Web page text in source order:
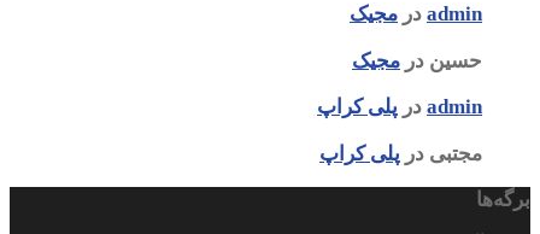
admin در مجیک
حسین در مجیک
admin در پلی کراپ
مجتبی در پلی کراپ
برگه‌ها